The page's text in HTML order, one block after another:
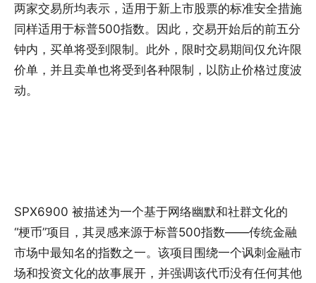
两家交易所均表示，适用于新上市股票的标准安全措施
同样适用于标普500指数。因此，交易开始后的前五分
钟内，买单将受到限制。此外，限时交易期间仅允许限
价单，并且卖单也将受到各种限制，以防止价格过度波
动。
SPX6900 被描述为一个基于网络幽默和社群文化的
“梗币”项目，其灵感来源于标普500指数——传统金融
市场中最知名的指数之一。该项目围绕一个讽刺金融市
场和投资文化的故事展开，并强调该代币没有任何其他